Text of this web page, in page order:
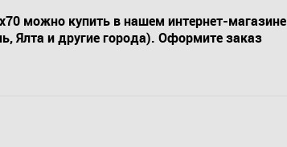
можно купить в нашем интернет-магазине
Ялта и другие города). Оформите заказ